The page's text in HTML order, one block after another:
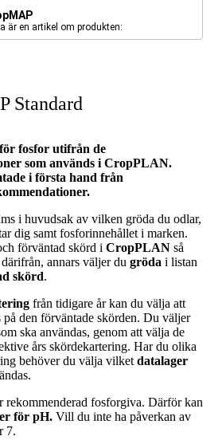
är en artikel om produkten:
Standard
fosfor utifrån de
som används i CropPLAN.
i första hand från
i huvudsak av vilken gröda du odlar,
dig samt fosforinnehållet i marken.
förväntad skörd i CropPLAN så
annars väljer du gröda i listan
skörd.
från tidigare år kan du välja att
på den förväntade skörden. Du väljer
ska användas, genom att välja de
års skördekartering. Har du olika
behöver du välja vilket datalager
rekommenderad fosforgiva. Därför kan
för pH. Vill du inte ha påverkan av
7.